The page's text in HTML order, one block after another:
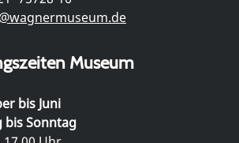
Museum
bis Juni
bis Sonntag